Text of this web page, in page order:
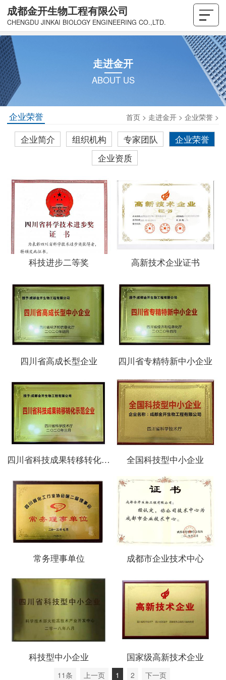
成都金开生物工程有限公司
CHENGDU JINKAI BIOLOGY ENGINEERING CO.,LTD.
走进金开
ABOUT US
企业荣誉 首页 > 走进金开 > 企业荣誉 >
企业简介 组织机构 专家团队
企业荣誉
企业资质
科技进步二等奖 高新技术企业证书
四川省高成长型企业 四川省专精特新中小企业
四川省科技成果转移转化示范企业 全国科技型中小企业
常务理事单位 成都市企业技术中心
科技型中小企业 国家级高新技术企业
11条 上一页 1 2 下一页